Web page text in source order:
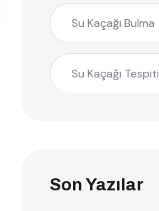
Su Kaçağı Bulma
Su Kaçağı Tespiti
Son Yazılar